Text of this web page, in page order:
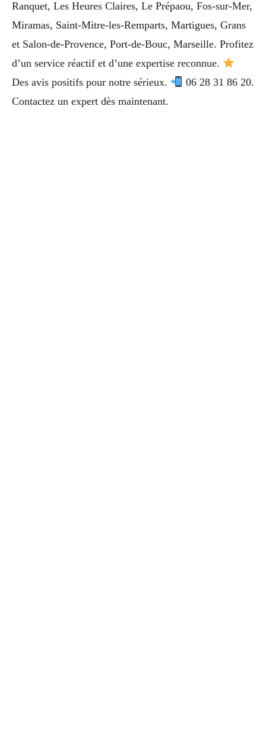
Ranquet, Les Heures Claires, Le Prépaou, Fos-sur-Mer,
Miramas, Saint-Mitre-les-Remparts, Martigues, Grans
et Salon-de-Provence, Port-de-Bouc, Marseille. Profitez
d’un service réactif et d’une expertise reconnue.
Des avis positifs pour notre sérieux.
06 28 31 86 20.
Contactez un expert dès maintenant.